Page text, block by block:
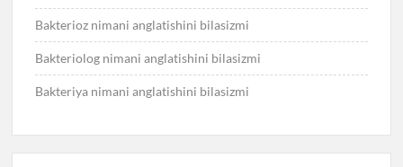
Bakterioz nimani anglatishini bilasizmi
Bakteriolog nimani anglatishini bilasizmi
Bakteriya nimani anglatishini bilasizmi